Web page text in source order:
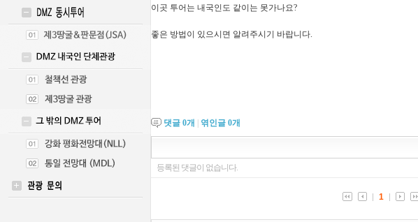
이곳 투어는 내국인도 같이는 못가나요?
좋은 방법이 있으시면 알려주시기 바랍니다.
댓글 0개 엮인글 0개